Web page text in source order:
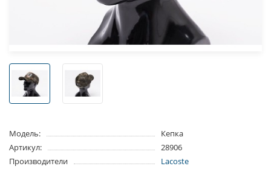
Модель:
Кепка
Артикул:
28906
Производители
Lacoste